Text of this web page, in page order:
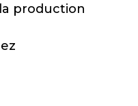
production